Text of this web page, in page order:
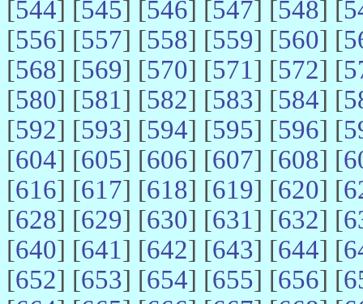
[544] [545] [546] [547] [548] [
[556] [557] [558] [559] [560] [
[568] [569] [570] [571] [572] [
[580] [581] [582] [583] [584] [
[592] [593] [594] [595] [596] [
[604] [605] [606] [607] [608] [
[616] [617] [618] [619] [620] [
[628] [629] [630] [631] [632] [
[640] [641] [642] [643] [644] [
[652] [653] [654] [655] [656] [